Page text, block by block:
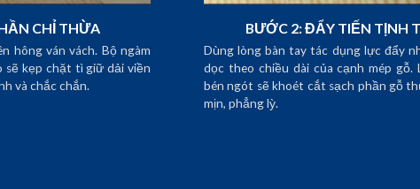
CHỈ THỪA
hông ván vách. Bộ ngàm
sẽ kẹp chặt tì giữ dải viền
và chắc chắn.
BƯỚC 2: ĐẨY TIẾN TỊNH
Dùng lòng bàn tay tác dụng lực đẩy
dọc theo chiều dài của cạnh mép
bén ngót sẽ khoét cắt sạch phần gỗ
mịn, phẳng lỳ.